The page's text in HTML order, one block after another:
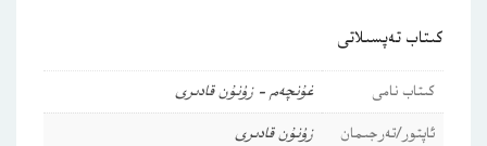
كىتاب تەپسىلاتى
كىتاب نامى
غۇنچەم – زۇنۇن قادىرى
ئاپتور/تەرجىمان
زۇنۇن قادىرى